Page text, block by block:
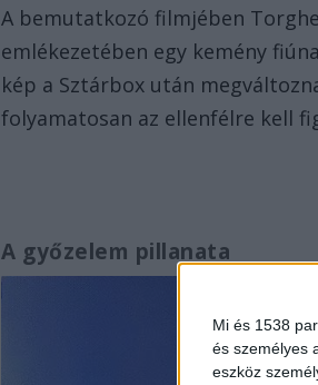
Mi és 1538
és személyes
eszköz
A bemutatkozó filmjében
emlékezetében egy kemény
kép a Sztárbox után
folyamatosan az ellenfélre kell
A győzelem pillanata